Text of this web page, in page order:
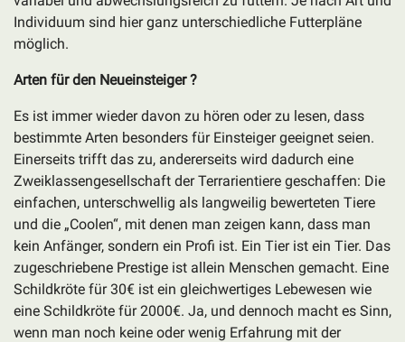
Individuum sind hier ganz unterschiedliche Futterpläne
möglich.
Arten für den Neueinsteiger ?
Es ist immer wieder davon zu hören oder zu lesen, dass
bestimmte Arten besonders für Einsteiger geeignet seien.
Einerseits trifft das zu, andererseits wird dadurch eine
Zweiklassengesellschaft der Terrarientiere geschaffen: Die
einfachen, unterschwellig als langweilig bewerteten Tiere
und die „Coolen“, mit denen man zeigen kann, dass man
kein Anfänger, sondern ein Profi ist. Ein Tier ist ein Tier. Das
zugeschriebene Prestige ist allein Menschen gemacht. Eine
Schildkröte für 30€ ist ein gleichwertiges Lebewesen wie
eine Schildkröte für 2000€. Ja, und dennoch macht es Sinn,
wenn man noch keine oder wenig Erfahrung mit der